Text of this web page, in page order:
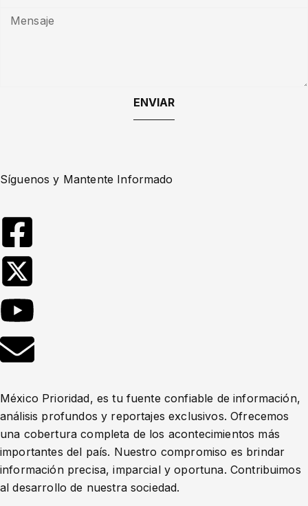
ENVIAR
Síguenos y Mantente Informado
México Prioridad, es tu fuente confiable de información,
análisis profundos y reportajes exclusivos. Ofrecemos
una cobertura completa de los acontecimientos más
importantes del país. Nuestro compromiso es brindar
información precisa, imparcial y oportuna. Contribuimos
al desarrollo de nuestra sociedad.